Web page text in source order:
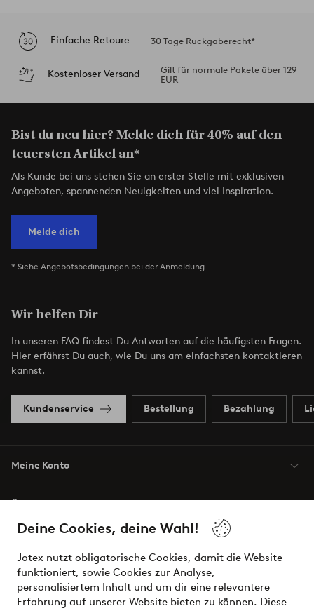
Deine Cookies, deine Wahl!
Jotex nutzt obligatorische Cookies, damit die Website
funktioniert, sowie Cookies zur Analyse,
personalisiertem Inhalt und um dir eine relevantere
Erfahrung auf unserer Website bieten zu können. Diese
Einfache Retoure 30 Tage Rückgaberecht*
Kostenloser Versand
Gilt für normale Pakete über 129
EUR
Bist du neu hier? Melde dich für40% auf den
teuersten Artikel an*
Als Kunde bei uns stehen Sie an erster Stelle mit exklusiven
Angeboten, spannenden Neuigkeiten und viel Inspiration.
Melde dich
* Siehe Angebotsbedingungen bei der Anmeldung
Wir helfen Dir
In unseren FAQ findest Du Antworten auf die häufigsten Fragen.
Hier erfährst Du auch, wie Du uns am einfachsten kontaktieren
kannst.
Kundenservice Bestellung Bezahlung
Meine Konto
Bedingungen